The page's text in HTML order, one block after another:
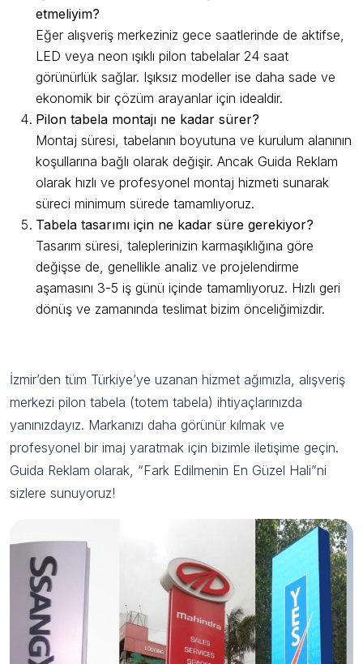
etmeliyim?
Eğer alışveriş merkeziniz gece saatlerinde de aktifse,
LED veya neon ışıklı pilon tabelalar 24 saat
görünürlük sağlar. Işıksız modeller ise daha sade ve
ekonomik bir çözüm arayanlar için idealdir.
Pilon tabela montajı ne kadar sürer?
Montaj süresi, tabelanın boyutuna ve kurulum alanının
koşullarına bağlı olarak değişir. Ancak Guida Reklam
olarak hızlı ve profesyonel montaj hizmeti sunarak
süreci minimum sürede tamamlıyoruz.
Tabela tasarımı için ne kadar süre gerekiyor?
Tasarım süresi, taleplerinizin karmaşıklığına göre
değişse de, genellikle analiz ve projelendirme
aşamasını 3-5 iş günü içinde tamamlıyoruz. Hızlı geri
dönüş ve zamanında teslimat bizim önceliğimizdir.
İzmir’den tüm Türkiye’ye uzanan hizmet ağımızla, alışveriş
merkezi pilon tabela (totem tabela) ihtiyaçlarınızda
yanınızdayız. Markanızı daha görünür kılmak ve
profesyonel bir imaj yaratmak için bizimle iletişime geçin.
Guida Reklam olarak, “Fark Edilmenin En Güzel Hali”ni
sizlere sunuyoruz!